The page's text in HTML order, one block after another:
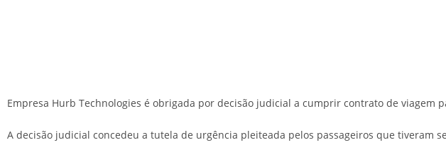
Empresa Hurb Technologies é obrigada por decisão judicial a cumprir contrato de viagem
A decisão judicial concedeu a tutela de urgência pleiteada pelos passageiros que tiveram